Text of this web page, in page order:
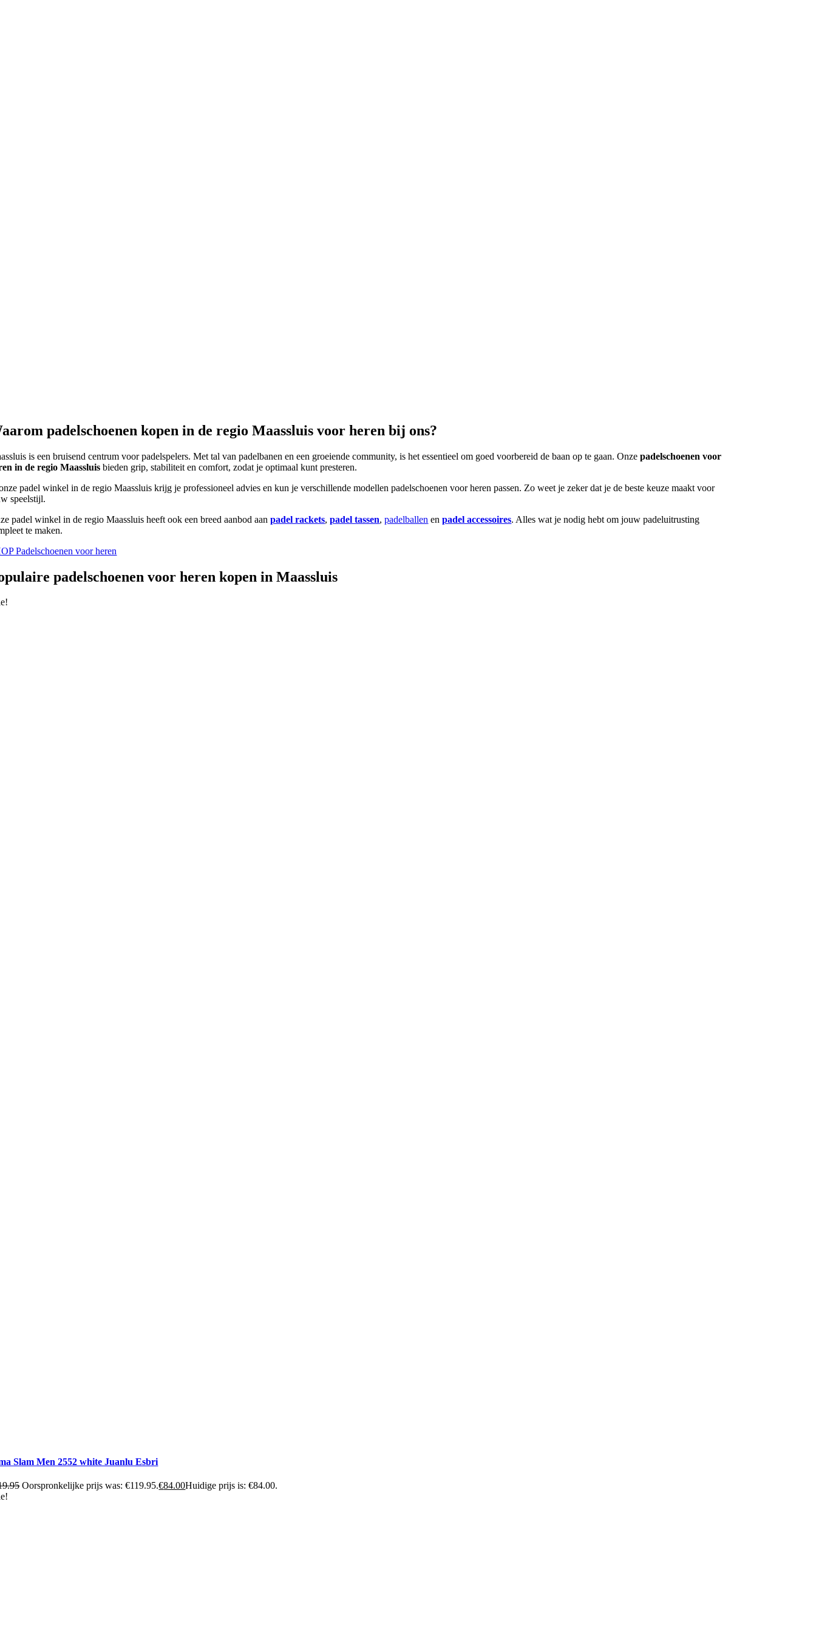
padelschoenen kopen in de regio Maassluis voor heren bij ons?
is een bruisend centrum voor padelspelers. Met tal van padelbanen en een groeiende community, is het essentieel om goed voorbereid de baan op te gaan. Onzepadelschoenen voor
in de regio Maassluisbieden grip, stabiliteit en comfort, zodat je optimaal kunt presteren.
padel winkel in de regio Maassluis krijg je professioneel advies en kun je verschillende modellen padelschoenen voor heren passen. Zo weet je zeker dat je de beste keuze maakt voor
speelstijl.
padel winkel in de regio Maassluis heeft ook een breed aanbod aanpadel rackets,padel tassen,padelballen enpadel accessoires. Alles wat je nodig hebt om jouw padeluitrusting
te maken.
Padelschoenen voor heren
padelschoenen voor heren kopen in Maassluis
Slam Men 2552 white Juanlu Esbri
Oorspronkelijke prijs was: €119.95.€84.00Huidige prijs is: €84.00.